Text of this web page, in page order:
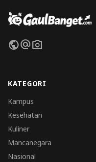
publicalternate_emailphoto_camera
KATEGORI
Kampus
Kesehatan
Kuliner
Mancanegara
Nasional